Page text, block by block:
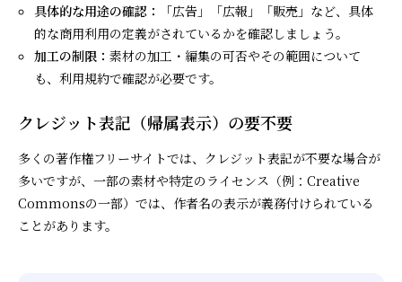
具体的な用途の確認：
「広告」「広報」「販売」など、具体
的な商用利用の定義がされているかを確認しましょう。
加工の制限：素材の加工・編集の可否やその範囲について
も、利用規約で確認が必要です。
クレジット表記（帰属表示）の要不要
多くの著作権フリーサイトでは、クレジット表記が不要な場合が
多いですが、一部の素材や特定のライセンス（例：Creative
Commonsの一部）では、作者名の表示が義務付けられている
ことがあります。